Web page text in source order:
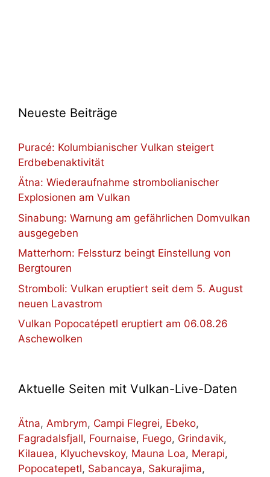
Neueste Beiträge
Puracé: Kolumbianischer Vulkan steigert
Erdbebenaktivität
Ätna: Wiederaufnahme strombolianischer
Explosionen am Vulkan
Sinabung: Warnung am gefährlichen Domvulkan
ausgegeben
Matterhorn: Felssturz beingt Einstellung von
Bergtouren
Stromboli: Vulkan eruptiert seit dem 5. August
neuen Lavastrom
Vulkan Popocatépetl eruptiert am 06.08.26
Aschewolken
Aktuelle Seiten mit Vulkan-Live-Daten
Ätna, Ambrym, Campi Flegrei, Ebeko,
Fagradalsfjall, Fournaise, Fuego, Grindavik,
Kilauea, Klyuchevskoy, Mauna Loa, Merapi,
Popocatepetl, Sabancaya, Sakurajima,